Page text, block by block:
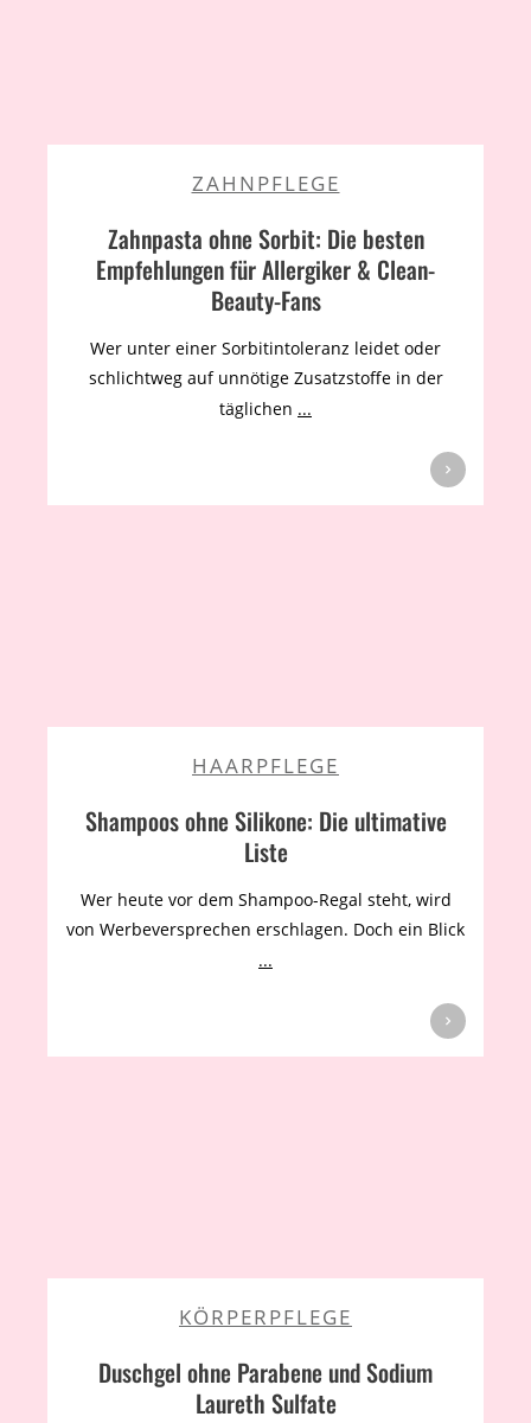
ZAHNPFLEGE
Zahnpasta ohne Sorbit: Die besten
Empfehlungen für Allergiker & Clean-
Beauty-Fans
Wer unter einer Sorbitintoleranz leidet oder
schlichtweg auf unnötige Zusatzstoffe in der
täglichen ...
HAARPFLEGE
Shampoos ohne Silikone: Die ultimative
Liste
Wer heute vor dem Shampoo-Regal steht, wird
von Werbeversprechen erschlagen. Doch ein Blick
...
KÖRPERPFLEGE
Duschgel ohne Parabene und Sodium
Laureth Sulfate